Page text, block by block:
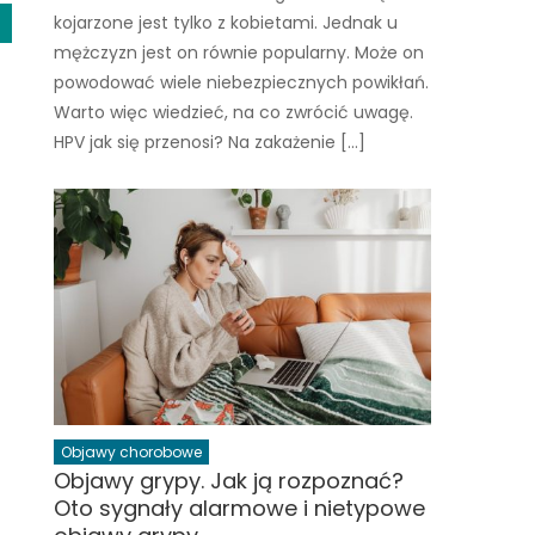
kojarzone jest tylko z kobietami. Jednak u
mężczyzn jest on równie popularny. Może on
powodować wiele niebezpiecznych powikłań.
Warto więc wiedzieć, na co zwrócić uwagę.
HPV jak się przenosi? Na zakażenie […]
Objawy chorobowe
Objawy grypy. Jak ją rozpoznać?
Oto sygnały alarmowe i nietypowe